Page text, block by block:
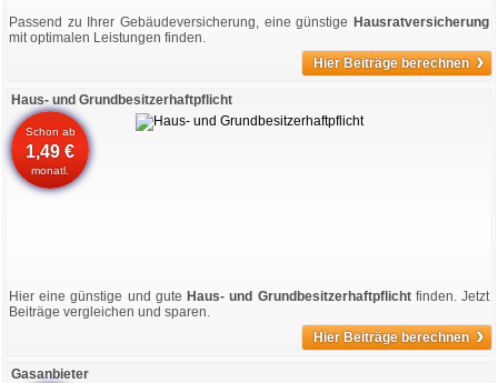
Passend zu Ihrer Gebäudeversicherung, eine günstige Hausratversicherung
mit optimalen Leistungen finden.
Hier Beiträge berechnen ›
Haus- und Grundbesitzerhaftpflicht
Schon ab
1,49 €
monatl.
Hier eine günstige und gute Haus- und Grundbesitzerhaftpflichtfinden. Jetzt
Beiträge vergleichen und sparen.
Hier Beiträge berechnen ›
Gasanbieter